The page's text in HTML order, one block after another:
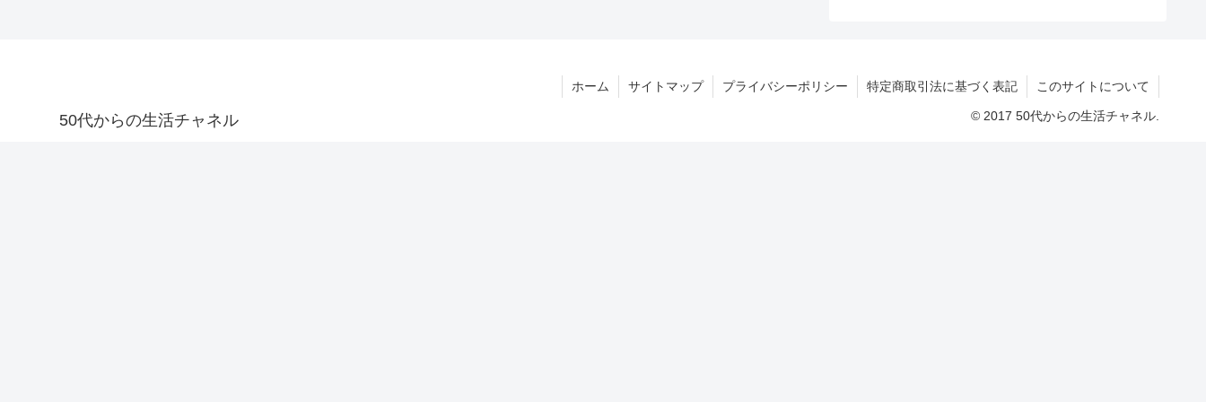
50代からの生活チャネル
ホーム サイトマップ プライバシーポリシー 特定商取引法に基づく表記 このサイトについて
© 2017 50代からの生活チャネル.